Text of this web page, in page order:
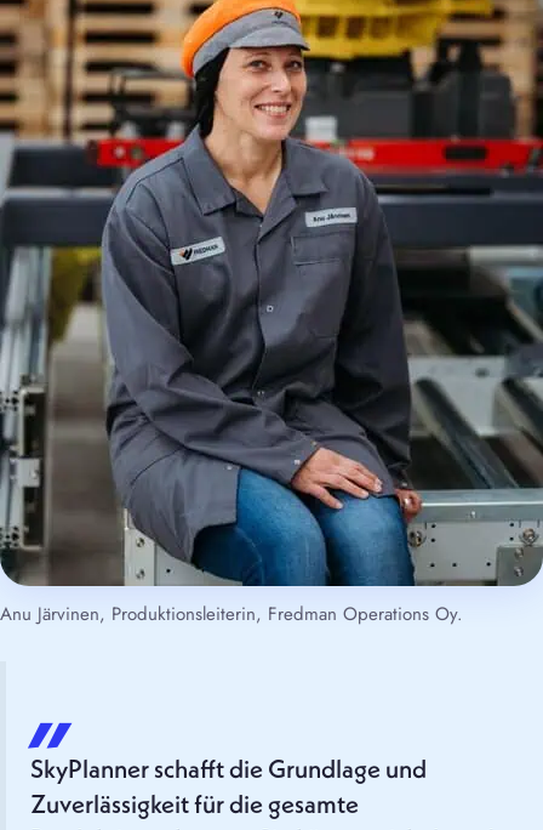
Anu Järvinen, Produktionsleiterin, Fredman Operations Oy.
„
SkyPlanner schafft die Grundlage und
Zuverlässigkeit für die gesamte